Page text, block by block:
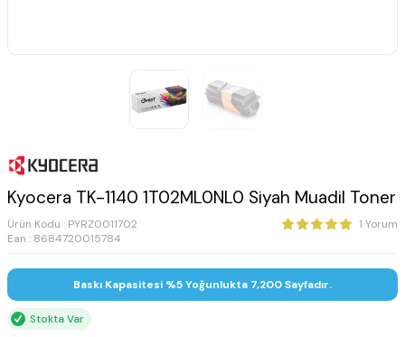
Kyocera TK-1140 1T02ML0NL0 Siyah Muadil Toner
Ürün Kodu : PYRZ0011702
Ean : 8684720015784
1 Yorum
Baskı Kapasitesi %5 Yoğunlukta 7,200 Sayfadır.
Stokta Var